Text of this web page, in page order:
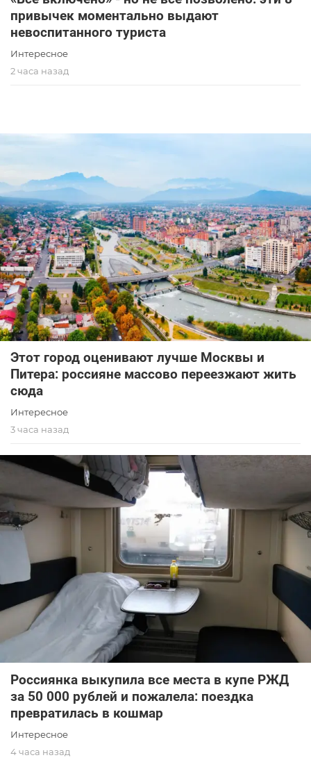
привычек моментально выдают
невоспитанного туриста
Интересное
2 часа назад
Этот город оценивают лучше Москвы и
Питера: россияне массово переезжают жить
сюда
Интересное
3 часа назад
Россиянка выкупила все места в купе РЖД
за 50 000 рублей и пожалела: поездка
превратилась в кошмар
Интересное
4 часа назад